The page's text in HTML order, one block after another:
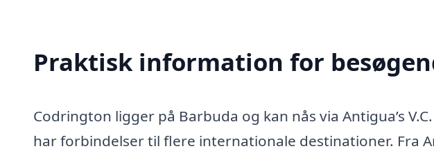
Praktisk information for
Codrington ligger på Barbuda og kan nås via Antigua’s
har forbindelser til flere internationale destinationer. Fra